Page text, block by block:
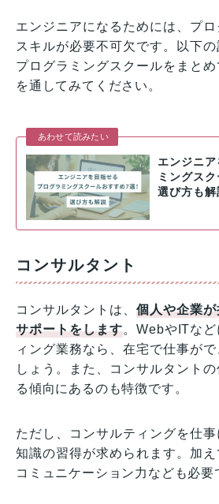
エンジニアになるためには、プ
スキルが必要不可欠です。以下
プログラミングスクールをまと
を通してみてください。
あわせて読みたい
エンジニ
ミングス
選び方も解
コンサルタント
コンサルタントは、個人や企業
サポートをします。WebやITな
ィング業務なら、在宅で仕事が
しょう。また、コンサルタント
る傾向にあるのも特徴です。
ただし、コンサルティングを仕
知識の習得が求められます。加
コミュニケーション力なども必要